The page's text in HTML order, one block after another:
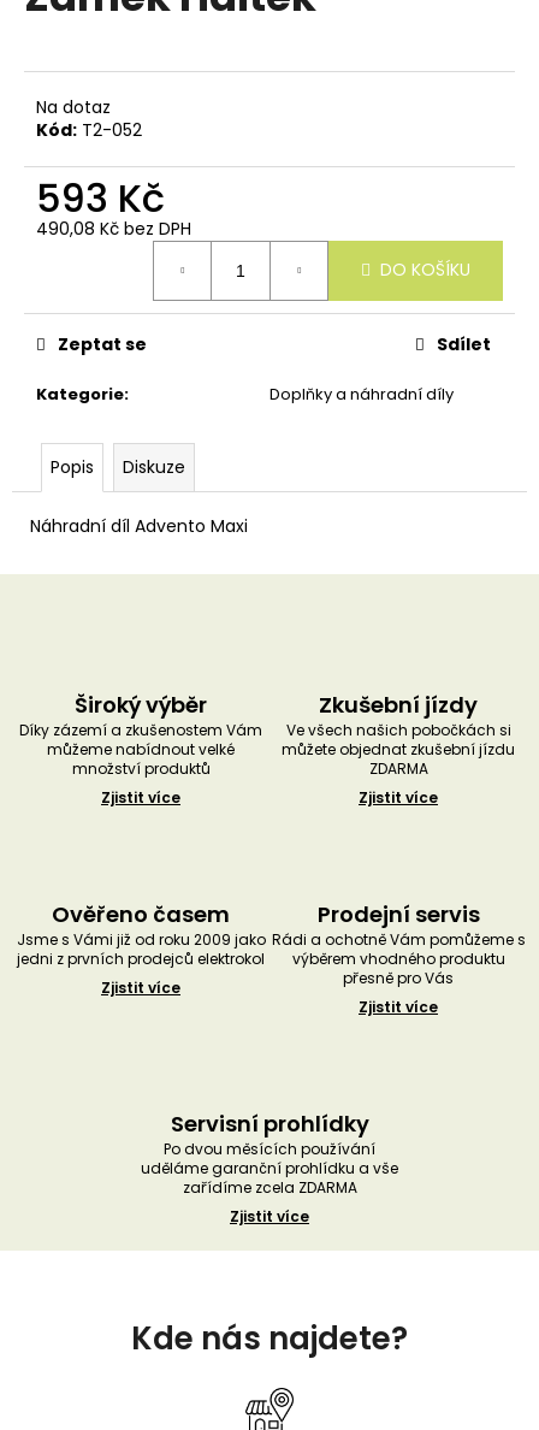
5
hvězdiček.
Na dotaz
Kód: T2-052
593 Kč
490,08 Kč bez DPH
DO KOŠÍKU
Kategorie: Doplňky a náhradní díly
Zeptat se Sdílet
Popis Diskuze
Náhradní díl Advento Maxi
Široký výběr
Díky zázemí a zkušenostem Vám
můžeme nabídnout velké
množství produktů
Zjistit více
Zkušební jízdy
Ve všech našich pobočkách si
můžete objednat zkušební jízdu
ZDARMA
Zjistit více
Ověřeno časem
Jsme s Vámi již od roku 2009 jako
jedni z prvních prodejců elektrokol
Zjistit více
Prodejní servis
Rádi a ochotně Vám pomůžeme s
výběrem vhodného produktu
přesně pro Vás
Zjistit více
Servisní prohlídky
Po dvou měsících používání
uděláme garanční prohlídku a vše
zařídíme zcela ZDARMA
Zjistit více
a
t
?
o
r
č
Kde nás najdete?